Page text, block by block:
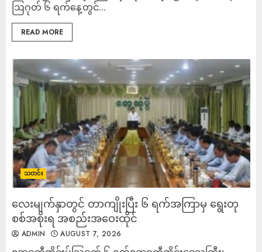
ဩဂုတ် ၆ ရက်နေ့တွင်...
READ MORE
သတင်း
လေးမျက်နှာတွင် တာကျိုးပြီး ၆ ရက်အကြာမှ ရွေးတု
စစ်အစိုးရ အစည်းအဝေးထိုင်
ADMIN AUGUST 7, 2026